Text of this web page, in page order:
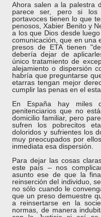
Ahora salen a la palestra
parece ser, pero si los
portavoces tienen lo que
penosos, Xabier Benito y
a los que Dios desde
comunicación, que en una
presos de ETA tienen
debería dejar de
único tratamiento de
alejamiento o dispersión
habría que preguntarse
etarras tengan mejor
cumplir las penas en el
En España hay miles
penitenciarios que no
domicilio familiar, pero
sufren los pobrecitos
doloridos y sufrientes los
muy preocupados por
inmediata esa dispersión.
Para dejar las cosas
este país – nos
asunto ese de que la
reinserción del individuo,
no sólo cuando le
que un preso demuestre
a reinsertarse en la
normas, de manera